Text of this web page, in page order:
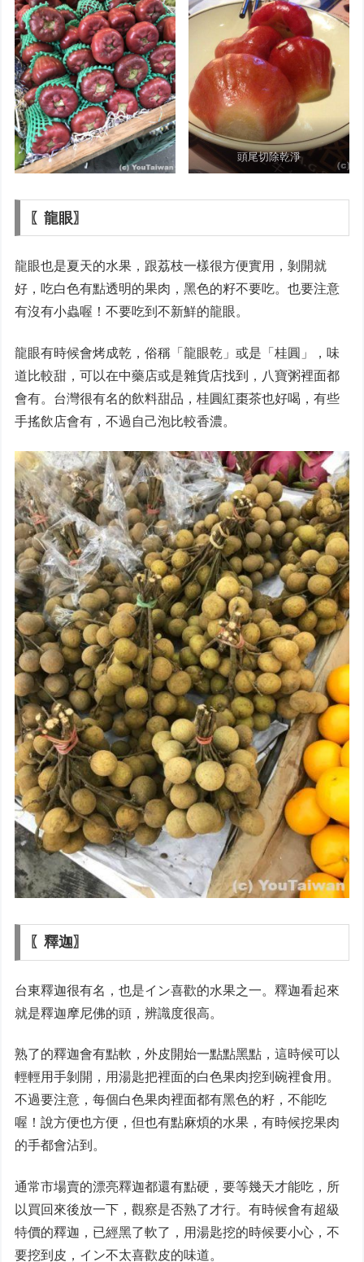
頭尾切除乾淨
〖龍眼〗
龍眼也是夏天的水果，跟荔枝一樣很方便實用，剝開就
好，吃白色有點透明的果肉，黑色的籽不要吃。也要注意
有沒有小蟲喔！不要吃到不新鮮的龍眼。
龍眼有時候會烤成乾，俗稱「龍眼乾」或是「桂圓」，味
道比較甜，可以在中藥店或是雜貨店找到，八寶粥裡面都
會有。台灣很有名的飲料甜品，桂圓紅棗茶也好喝，有些
手搖飲店會有，不過自己泡比較香濃。
〖釋迦〗
台東釋迦很有名，也是イン喜歡的水果之一。釋迦看起來
就是釋迦摩尼佛的頭，辨識度很高。
熟了的釋迦會有點軟，外皮開始一點點黑點，這時候可以
輕輕用手剝開，用湯匙把裡面的白色果肉挖到碗裡食用。
不過要注意，每個白色果肉裡面都有黑色的籽，不能吃
喔！說方便也方便，但也有點麻煩的水果，有時候挖果肉
的手都會沾到。
通常市場賣的漂亮釋迦都還有點硬，要等幾天才能吃，所
以買回來後放一下，觀察是否熟了才行。有時候會有超級
特價的釋迦，已經黑了軟了，用湯匙挖的時候要小心，不
要挖到皮，イン不太喜歡皮的味道。